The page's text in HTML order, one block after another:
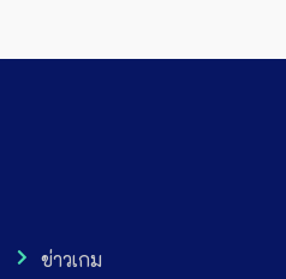
ข่าวเกม